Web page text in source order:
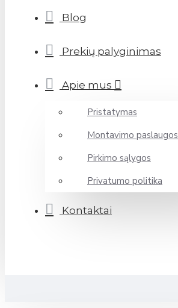
Blog
Prekių palyginimas
Apie mus
Pristatymas
Montavimo paslaugos
Pirkimo sąlygos
Privatumo politika
Kontaktai